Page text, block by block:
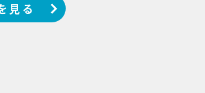
見る